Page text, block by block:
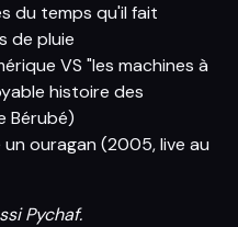
du temps qu'il fait
de pluie
VS "les machines à
histoire des
Bérubé)
ouragan (2005, live au
Pychaf.